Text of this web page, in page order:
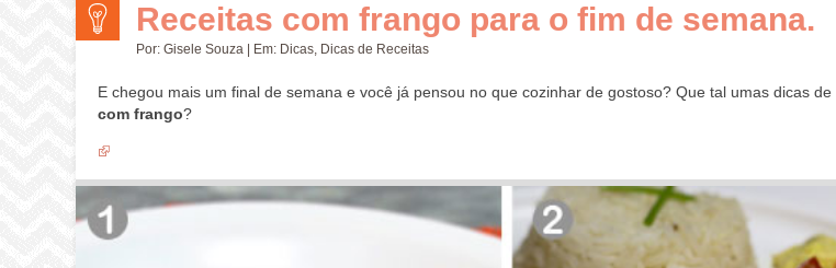
Receitas com frango para o fim de semana.
Por: Gisele Souza| Em: Dicas, Dicas de Receitas
E chegou mais um final de semana e você já pensou no que cozinhar de gostoso? Que tal umas dicas de
com frango?